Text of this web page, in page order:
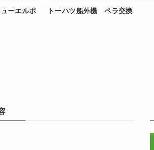
ーエルポ
トーハツ船外機 ペラ交換